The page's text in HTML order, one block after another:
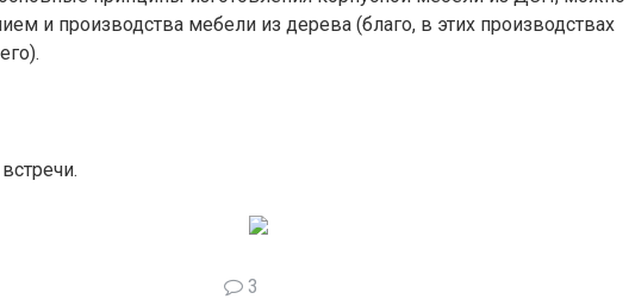
и производства мебели из дерева (благо, в этих производствах
3